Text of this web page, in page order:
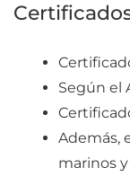
Según el
Además,
marinos